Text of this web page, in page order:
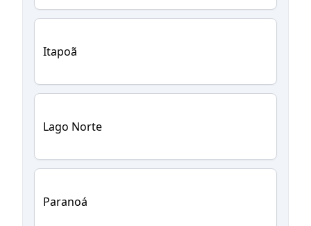
Itapoã
Lago Norte
Paranoá